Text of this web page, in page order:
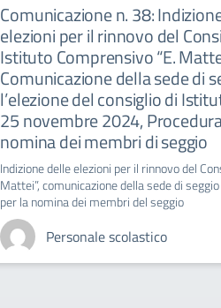
Comunicazione n. 38:
elezioni per il rinnovo del
Istituto Comprensivo “E.
Comunicazione della sede di
l’elezione del consiglio di
25 novembre 2024,
nomina dei membri di seggio
Indizione delle elezioni per il rinnovo del
Mattei”, comunicazione della sede di
per la nomina dei membri del seggio
Personale scolastico